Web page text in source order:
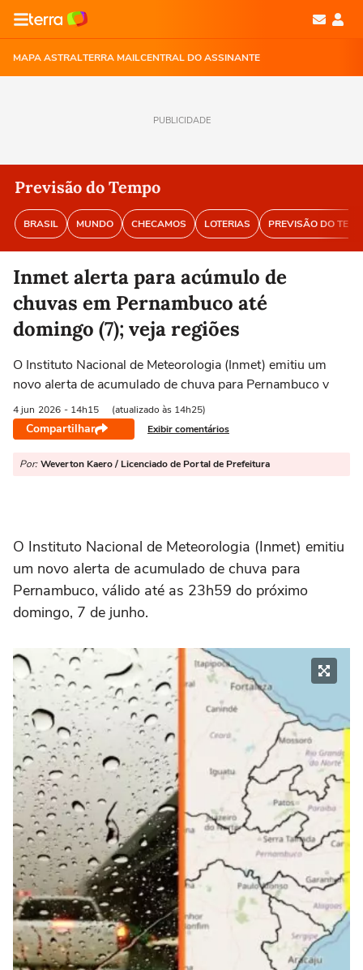
MAPA ASTRALTERRA MAILCENTRAL DO ASSINANTE
PUBLICIDADE
Previsão do Tempo
BRASIL MUNDO CHECAMOS LOTERIAS PREVISÃO DO
Inmet alerta para acúmulo de
chuvas em Pernambuco até
domingo (7); veja regiões
O Instituto Nacional de Meteorologia (Inmet) emitiu um
novo alerta de acumulado de chuva para Pernambuco v
4 jun 2026 - 14h15 (atualizado às 14h25)
Compartilhar Exibir comentários
Por: Weverton Kaero / Licenciado de Portal de Prefeitura
O Instituto Nacional de Meteorologia (Inmet) emitiu
um novo alerta de acumulado de chuva para
Pernambuco, válido até as 23h59 do próximo
domingo, 7 de junho.